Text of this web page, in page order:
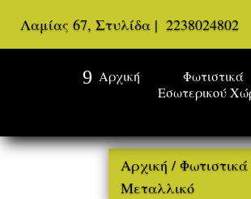
Λαμίας 67, Στυλίδα | 2238024802
Αρχική
Φωτιστικά
Εσωτερικού
Αρχική /
Μεταλλικό